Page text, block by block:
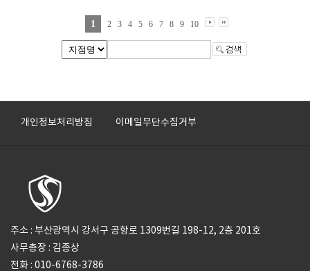
1 2 3 4 5 6 7 8 9 10
개인정보처리방침 이메일무단수집거부
주소 : 부산광역시 강서구 공항로 1309번길 198-12, 2층 201호
사무총장 : 김종상
전화 : 010-6768-3786